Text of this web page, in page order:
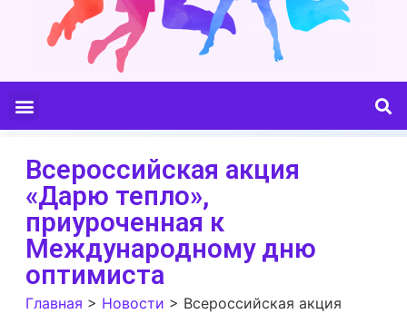
Всероссийская акция
«Дарю тепло»,
приуроченная к
Международному дню
оптимиста
Главная > Новости > Всероссийская акция